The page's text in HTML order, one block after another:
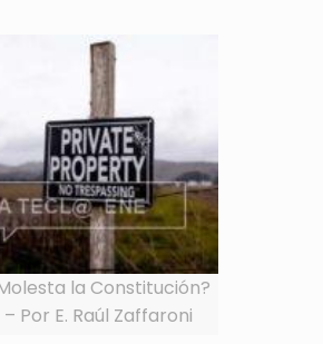
la Constitución?
– Por E. Raúl Zaffaroni